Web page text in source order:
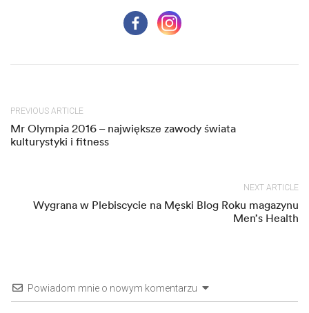
PREVIOUS ARTICLE
Mr Olympia 2016 – największe zawody świata
kulturystyki i fitness
NEXT ARTICLE
Wygrana w Plebiscycie na Męski Blog Roku magazynu
Men’s Health
Powiadom mnie o nowym komentarzu